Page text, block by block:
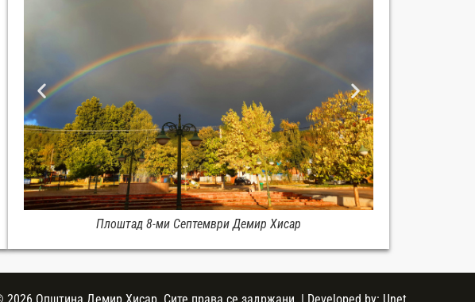
Плоштад 8-ми Септември Демир Хисар